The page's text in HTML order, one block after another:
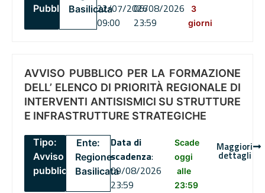
PubblicoBasilicata22/07/2026
09:00
06/08/2026
23:59
3
giorni
AVVISO PUBBLICO PER LA FORMAZIONE
DELL’ ELENCO DI PRIORITÀ REGIONALE DI
INTERVENTI ANTISISMICI SU STRUTTURE
E INFRASTRUTTURE STRATEGICHE
Tipo:
Avviso
pubblico
Ente:
Regione
Basilicata
Data di
scadenza:
09/08/2026
23:59
Scade
oggi
alle
23:59
Maggiori
dettagli